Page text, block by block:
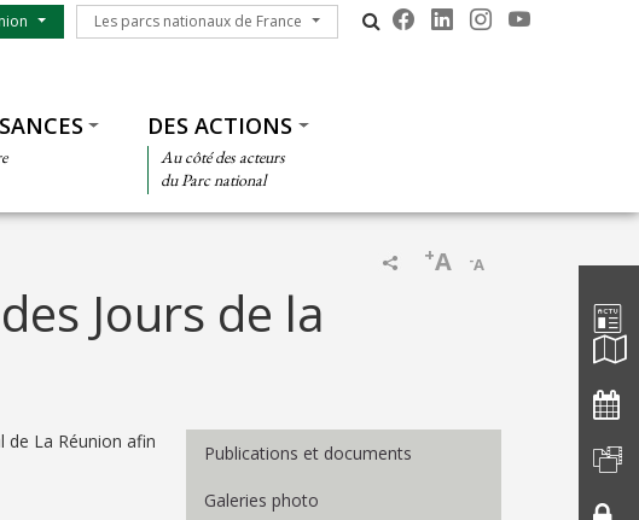
Les parcs nationaux de France
Les parcs nationaux de France
DES ACTIONS
Au côté des acteurs
du Parc national
-A
+A
Jours de la
de La Réunion afin
Menu Médiathèque
Publications et documents
Galeries photo